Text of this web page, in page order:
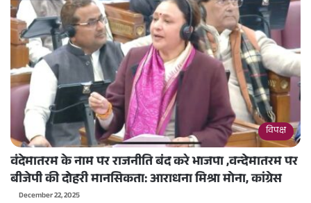
विपक्ष
वंदेमातरम के नाम पर राजनीति बंद करे भाजपा ,वन्देमातरम पर
बीजेपी की दोहरी मानसिकता: आराधना मिश्रा मोना, कांग्रेस
December 22, 2025